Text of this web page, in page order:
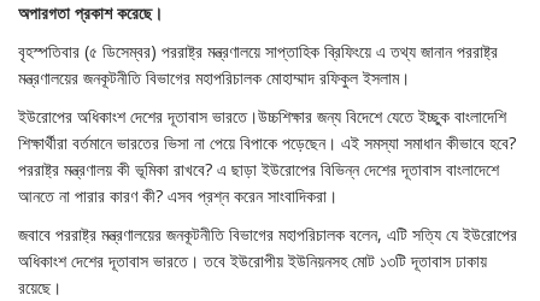
অপারগতা প্রকাশ করেছে।
বৃহস্পতিবার (৫ ডিসেম্বর) পররাষ্ট্র মন্ত্রণালয়ে সাপ্তাহিক ব্রিফিংয়ে এ তথ্য জানান পররাষ্ট্র
মন্ত্রণালয়ের জনকূটনীতি বিভাগের মহাপরিচালক মোহাম্মাদ রফিকুল ইসলাম।
ইউরোপের অধিকাংশ দেশের দূতাবাস ভারতে।উচ্চশিক্ষার জন্য বিদেশে যেতে ইচ্ছুক বাংলাদেশি
শিক্ষার্থীরা বর্তমানে ভারতের ভিসা না পেয়ে বিপাকে পড়েছেন। এই সমস্যা সমাধান কীভাবে হবে?
পররাষ্ট্র মন্ত্রণালয় কী ভূমিকা রাখবে? এ ছাড়া ইউরোপের বিভিন্ন দেশের দূতাবাস বাংলাদেশে
আনতে না পারার কারণ কী? এসব প্রশ্ন করেন সাংবাদিকরা।
জবাবে পররাষ্ট্র মন্ত্রণালয়ের জনকূটনীতি বিভাগের মহাপরিচালক বলেন, এটি সত্যি যে ইউরোপের
অধিকাংশ দেশের দূতাবাস ভারতে। তবে ইউরোপীয় ইউনিয়নসহ মোট ১৩টি দূতাবাস ঢাকায়
রয়েছে।